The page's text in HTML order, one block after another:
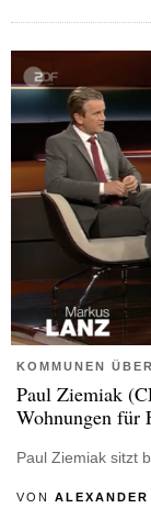
KOMMUNEN
Paul Ziemiak
Wohnungen für
Paul Ziemiak sitzt
VON ALEXANDER